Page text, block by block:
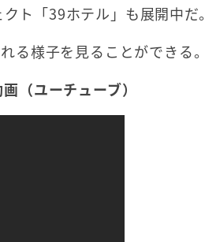
ト「39ホテル」も展開中だ。
る様子を見ることができる。
（ユーチューブ）